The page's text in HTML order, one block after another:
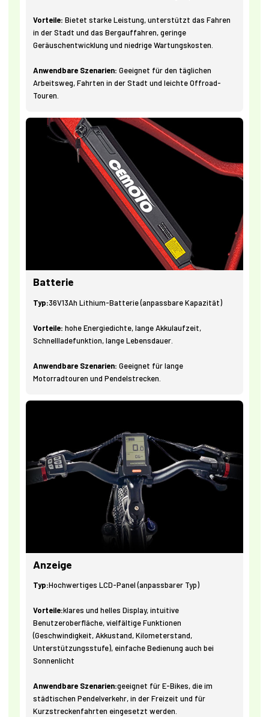
Vorteile: Bietet starke Leistung, unterstützt das Fahren
in der Stadt und das Bergauffahren, geringe
Geräuschentwicklung und niedrige Wartungskosten.
Anwendbare Szenarien:Geeignet für den täglichen
Arbeitsweg, Fahrten in der Stadt und leichte Offroad-
Touren.
Batterie
Typ:36V13Ah Lithium-Batterie (anpassbare Kapazität)
Vorteile: hohe Energiedichte, lange Akkulaufzeit,
Schnellladefunktion, lange Lebensdauer.
Anwendbare Szenarien: Geeignet für lange
Motorradtouren und Pendelstrecken.
Anzeige
Typ:Hochwertiges LCD-Panel (anpassbarer Typ)
Vorteile:klares und helles Display, intuitive
Benutzeroberfläche, vielfältige Funktionen
(Geschwindigkeit, Akkustand, Kilometerstand,
Unterstützungsstufe), einfache Bedienung auch bei
Sonnenlicht
Anwendbare Szenarien:geeignet für E-Bikes, die im
städtischen Pendelverkehr, in der Freizeit und für
Kurzstreckenfahrten eingesetzt werden.